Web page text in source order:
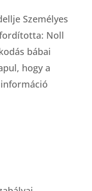
Személyes
Noll
bábai
hogy a
: